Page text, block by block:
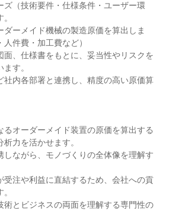
ズ（技術要件・仕様条件・ユーザー環
ダーメイド機械の製造原価を算出しま
件費・加工費など）
面、仕様書をもとに、妥当性やリスクを
す。
社内各部署と連携し、精度の高い原価算
るオーダーメイド装置の原価を算出する
力を活かせます。
しながら、モノづくりの全体像を理解す
受注や利益に直結するため、会社への貢
術とビジネスの両面を理解する専門性の